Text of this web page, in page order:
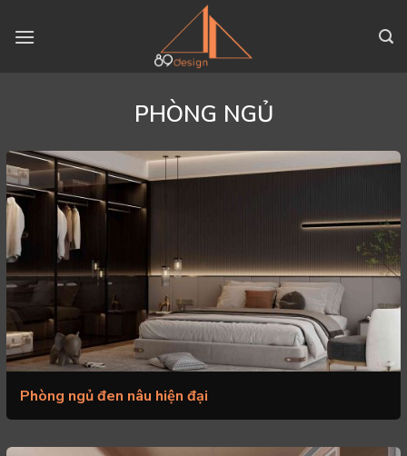
PHÒNG NGỦ
Phòng ngủ đen nâu hiện đại